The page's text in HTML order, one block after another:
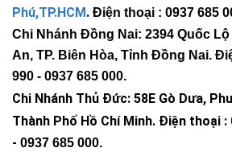
Phú,TP.HCM . Điện thoại : 0937 685
Chi Nhánh Đồng Nai: 2394 Quốc
An, TP. Biên Hòa, Tỉnh Đồng Nai.
990 - 0937 685 000.
Chi Nhánh Thủ Đức: 58E Gò Dưa,
Thành Phố Hồ Chí Minh. Điện thoại :
- 0937 685 000.